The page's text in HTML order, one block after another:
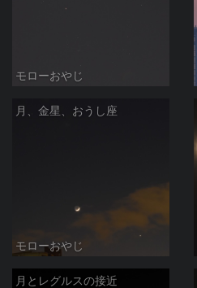
モローおやじ
月、金星、おうし座
モローおやじ
月とレグルスの接近